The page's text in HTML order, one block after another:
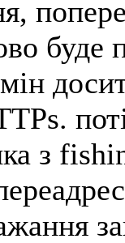
буде
з